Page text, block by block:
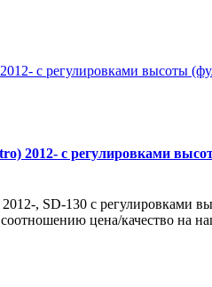
с регулировками
, SD-130 с регулировками
цена/качество на